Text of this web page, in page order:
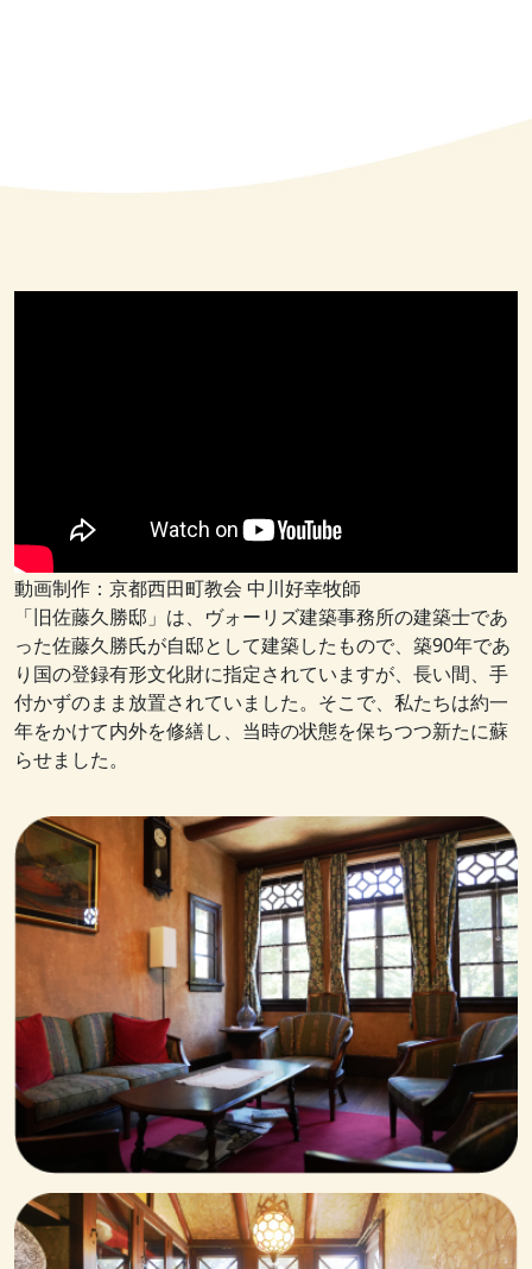
動画制作：京都西田町教会 中川好幸牧師
「旧佐藤久勝邸」は、ヴォーリズ建築事務所の建築士であ
った佐藤久勝氏が自邸として建築したもので、築90年であ
り国の登録有形文化財に指定されていますが、長い間、手
付かずのまま放置されていました。そこで、私たちは約一
年をかけて内外を修繕し、当時の状態を保ちつつ新たに蘇
らせました。